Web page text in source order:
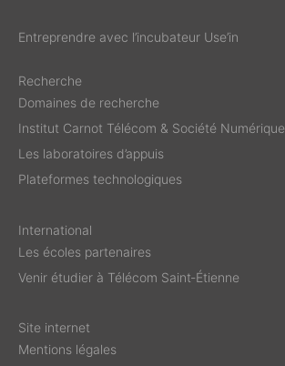
Entreprendre avec l’incubateur Use’in
Recherche
Domaines de recherche
Institut Carnot Télécom & Société Numérique
Les laboratoires d’appuis
Plateformes technologiques
International
Les écoles partenaires
Venir étudier à Télécom Saint‑Étienne
Site internet
Mentions légales